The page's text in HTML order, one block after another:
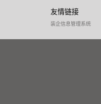
友情链接
装企信息管理系统